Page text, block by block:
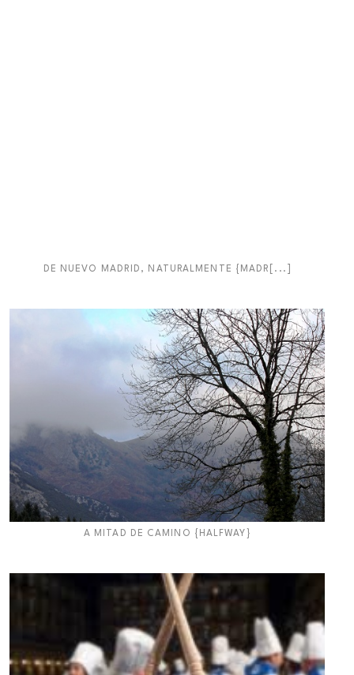
DE NUEVO MADRID, NATURALMENTE {MADR[...]
A MITAD DE CAMINO {HALFWAY}